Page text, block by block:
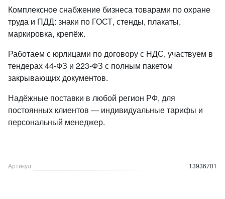
Комплексное снабжение бизнеса товарами по охране
труда и ПДД: знаки по ГОСТ, стенды, плакаты,
маркировка, крепёж.
Работаем с юрлицами по договору с НДС, участвуем в
тендерах 44-ФЗ и 223-ФЗ с полным пакетом
закрывающих документов.
Надёжные поставки в любой регион РФ, для
постоянных клиентов — индивидуальные тарифы и
персональный менеджер.
Артикул 13936701